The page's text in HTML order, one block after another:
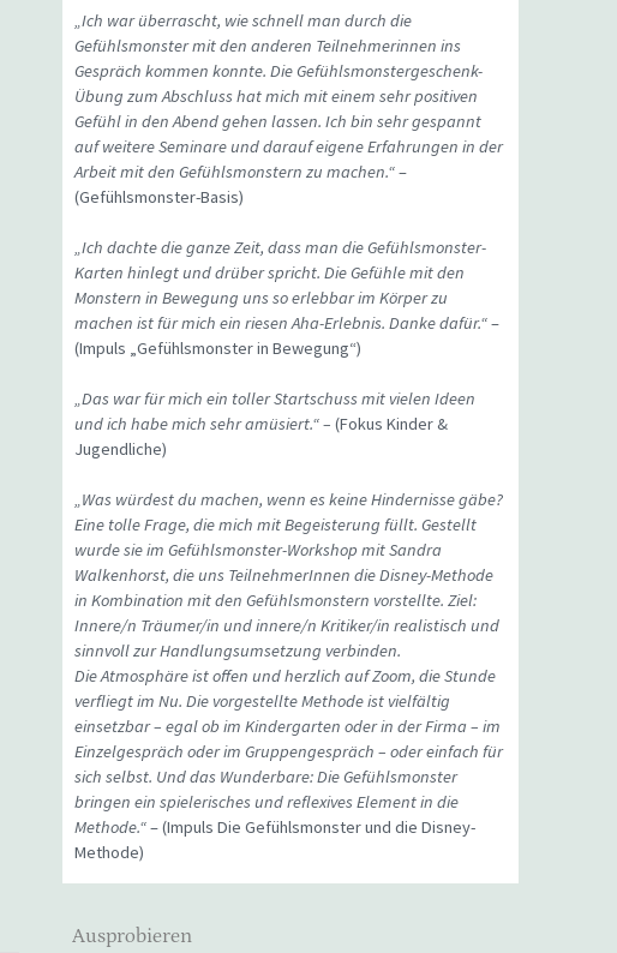
„Ich war überrascht, wie schnell man durch die
Gefühlsmonster mit den anderen Teilnehmerinnen ins
Gespräch kommen konnte. Die Gefühlsmonstergeschenk-
Übung zum Abschluss hat mich mit einem sehr positiven
Gefühl in den Abend gehen lassen. Ich bin sehr gespannt
auf weitere Seminare und darauf eigene Erfahrungen in der
Arbeit mit den Gefühlsmonstern zu machen.“–
(Gefühlsmonster-Basis)
„Ich dachte die ganze Zeit, dass man die Gefühlsmonster-
Karten hinlegt und drüber spricht. Die Gefühle mit den
Monstern in Bewegung uns so erlebbar im Körper zu
machen ist für mich ein riesen Aha-Erlebnis. Danke dafür.“–
(Impuls „Gefühlsmonster in Bewegung“)
„Das war für mich ein toller Startschuss mit vielen Ideen
und ich habe mich sehr amüsiert.“ –(Fokus Kinder &
Jugendliche)
„Was würdest du machen, wenn es keine Hindernisse gäbe?
Eine tolle Frage, die mich mit Begeisterung füllt. Gestellt
wurde sie im Gefühlsmonster-Workshop mit Sandra
Walkenhorst, die uns TeilnehmerInnen die Disney-Methode
in Kombination mit den Gefühlsmonstern vorstellte. Ziel:
Innere/n Träumer/in und innere/n Kritiker/in realistisch und
sinnvoll zur Handlungsumsetzung verbinden.
Die Atmosphäre ist offen und herzlich auf Zoom, die Stunde
verfliegt im Nu. Die vorgestellte Methode ist vielfältig
einsetzbar – egal ob im Kindergarten oder in der Firma – im
Einzelgespräch oder im Gruppengespräch – oder einfach für
sich selbst. Und das Wunderbare: Die Gefühlsmonster
bringen ein spielerisches und reflexives Element in die
Methode.“– (Impuls Die Gefühlsmonster und die Disney-
Methode)
Ausprobieren